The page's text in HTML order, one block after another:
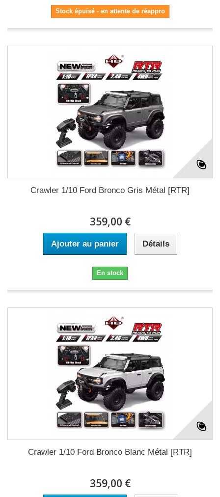
Stock épuisé - en attente de réappro
Crawler 1/10 Ford Bronco Gris Métal [RTR]
359,00 €
Ajouter au panier Détails
En stock
Crawler 1/10 Ford Bronco Blanc Métal [RTR]
359,00 €